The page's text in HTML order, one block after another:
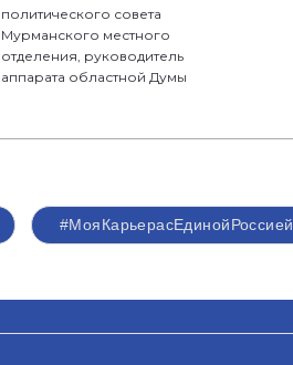
политического совета
Мурманского местного
отделения, руководитель
аппарата областной Думы
#МояКарьерасЕдинойРоссией